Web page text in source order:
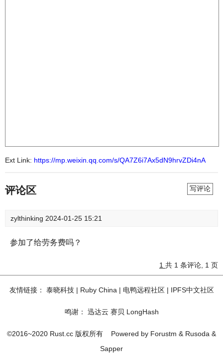
Ext Link: https://mp.weixin.qq.com/s/QA7Z6i7Ax5dN9hrvZDi4nA
评论区 写评论
zylthinking 2024-01-25 15:21
参加了给劳务费吗？
1 共 1 条评论, 1 页
友情链接： 泰晓科技| Ruby China | 电鸭远程社区| IPFS中文社区
鸣谢： 迅达云 赛贝 LongHash
©2016~2020 Rust.cc 版权所有 Powered by Forustm & Rusoda &
Sapper